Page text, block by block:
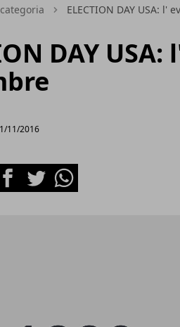
ELECTION DAY USA: l'
DAY
11/2016
FacebookTwitterWhatsapp